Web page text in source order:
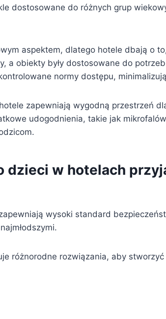
dostosowane do różnych grup
aspektem, dlatego hotele dbają o
a obiekty były dostosowane do potrzeb
normy dostępu,
zapewniają wygodną przestrzeń
udogodnienia, takie jak
dzieci w hotelach
wysoki standard
różnorodne rozwiązania, aby